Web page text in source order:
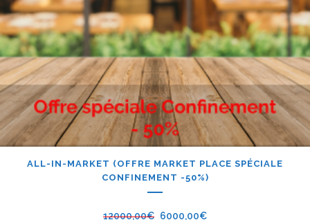
ALL-IN-MARKET (OFFRE MARKET PLACE SPÉCIALE
CONFINEMENT -50%)
12000,00€ 6000,00€